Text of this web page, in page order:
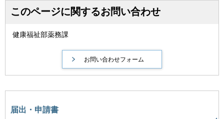
このページに関するお問い合わせ
健康福祉部薬務課
届出・申請書